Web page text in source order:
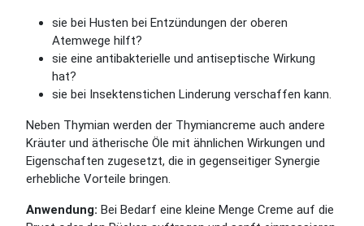
sie bei Husten bei Entzündungen der oberen
Atemwege hilft?
sie eine antibakterielle und antiseptische Wirkung
hat?
sie bei Insektenstichen Linderung verschaffen kann.
Neben Thymian werden der Thymiancreme auch andere
Kräuter und ätherische Öle mit ähnlichen Wirkungen und
Eigenschaften zugesetzt, die in gegenseitiger Synergie
erhebliche Vorteile bringen.
Anwendung: Bei Bedarf eine kleine Menge Creme auf die